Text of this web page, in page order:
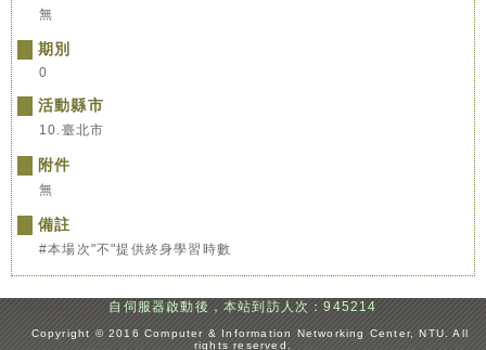
無
期別
0
活動縣市
10.臺北市
附件
無
備註
#本場次"不"提供終身學習時數
自伺服器啟動後，本站到訪人次：945214
::: Copyright © 2016 Computer & Information Networking Center, NTU. All
rights reserved.